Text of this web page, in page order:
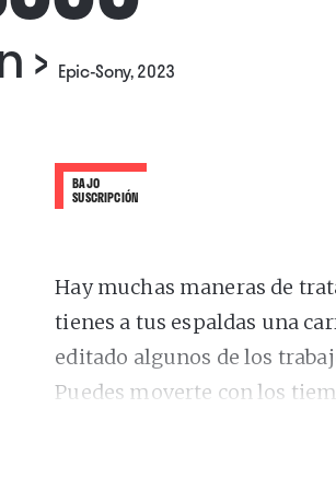
› Epic-Sony, 2023
BAJO
SUSCRIPCIÓN
Hay muchas maneras de
tienes a tus espaldas una
editado algunos de los
Puedes moverte con los